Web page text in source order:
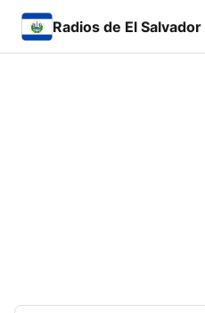
Radios de El Salvador